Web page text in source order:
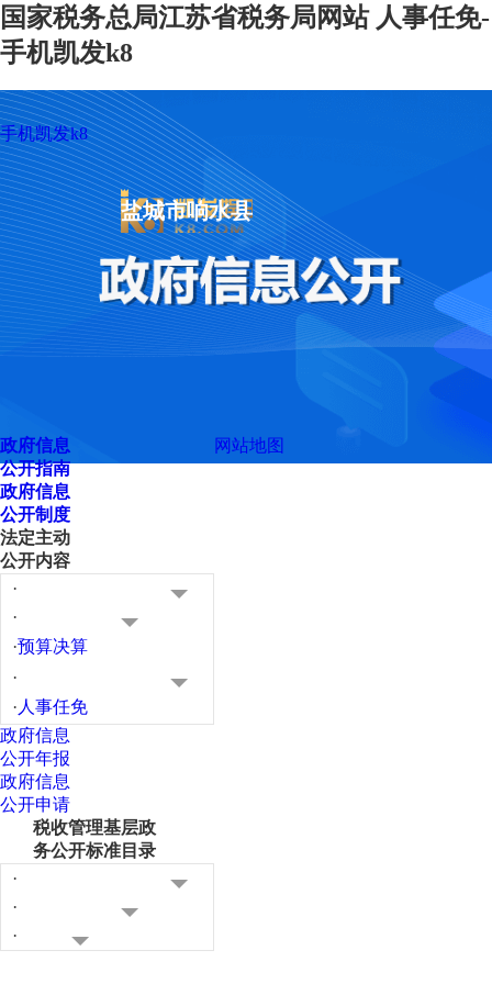
国家税务总局江苏省税务局网站 人事任免-
手机凯发k8
手机凯发k8
盐城市响水县
政府信息
公开指南
政府信息
公开制度
法定主动
公开内容
·
·
·预算决算
·
· 人事任免
政府信息
公开年报
政府信息
公开申请
税收管理基层政
务公开标准目录
·
·
·
网站地图